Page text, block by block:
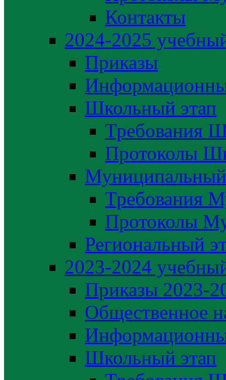
Контакты
2024-2025
Приказы
Школьный этап
Требования
Протоколы
Муниципальный
Требования
Протоколы
Региональный
2023-2024
Приказы 2023-
Общественное
Школьный этап